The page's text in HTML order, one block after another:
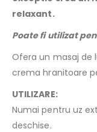
relaxant.
Poate fi utilizat
Ofera un masaj de
crema hranitoare
UTILIZARE:
Numai pentru uz
deschise.